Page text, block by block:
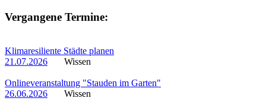
Vergangene Termine:
Klimaresiliente Städte planen
21.07.2026
Wissen
Onlineveranstaltung "Stauden im Garten"
26.06.2026
Wissen